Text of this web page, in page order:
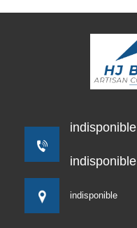
indisponible
indisponible
indisponible